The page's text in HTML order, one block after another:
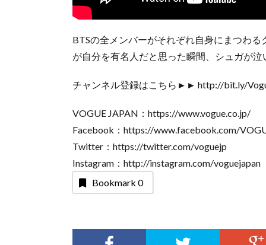
BTSの全メンバーがそれぞれ自身にまつわ
が自分を有名人だと思った瞬間、シュガが
チャンネル登録はこちら►► http://bit.ly/
VOGUE JAPAN：https://www.vogue.co.jp/
Facebook：https://www.facebook.com/
Twitter：https://twitter.com/voguejp
Instagram：http://instagram.com/voguejapan
Bookmark 0